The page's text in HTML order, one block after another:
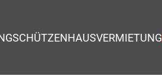
HAUSVERMIETUNG